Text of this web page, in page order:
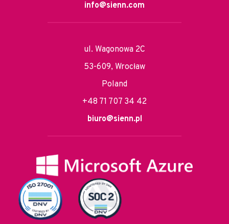
info@sienn.com
ul. Wagonowa 2C
53-609, Wrocław
Poland
+48 71 707 34 42
biuro@sienn.pl